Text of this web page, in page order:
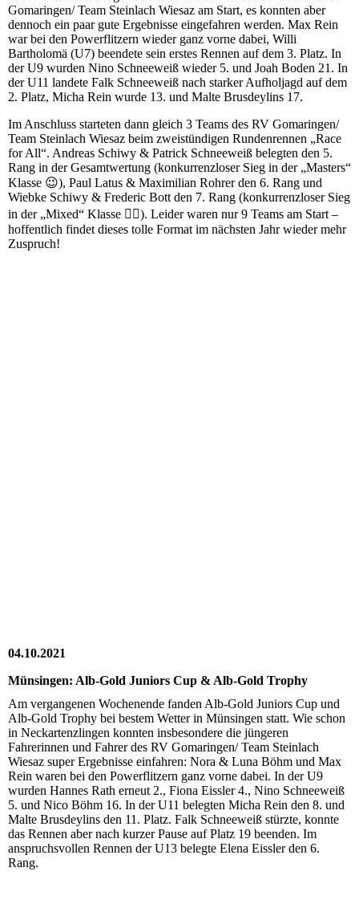
Gomaringen/ Team Steinlach Wiesaz am Start, es konnten aber
dennoch ein paar gute Ergebnisse eingefahren werden. Max Rein
war bei den Powerflitzern wieder ganz vorne dabei, Willi
Bartholomä (U7) beendete sein erstes Rennen auf dem 3. Platz. In
der U9 wurden Nino Schneeweiß wieder 5. und Joah Boden 21. In
der U11 landete Falk Schneeweiß nach starker Aufholjagd auf dem
2. Platz, Micha Rein wurde 13. und Malte Brusdeylins 17.
Im Anschluss starteten dann gleich 3 Teams des RV Gomaringen/
Team Steinlach Wiesaz beim zweistündigen Rundenrennen „Race
for All“. Andreas Schiwy & Patrick Schneeweiß belegten den 5.
Rang in der Gesamtwertung (konkurrenzloser Sieg in der „Masters“
Klasse 😉), Paul Latus & Maximilian Rohrer den 6. Rang und
Wiebke Schiwy & Frederic Bott den 7. Rang (konkurrenzloser Sieg
in der „Mixed“ Klasse 🤷‍♀️). Leider waren nur 9 Teams am Start –
hoffentlich findet dieses tolle Format im nächsten Jahr wieder mehr
Zuspruch!
04.10.2021
Münsingen: Alb-Gold Juniors Cup & Alb-Gold Trophy
Am vergangenen Wochenende fanden Alb-Gold Juniors Cup und
Alb-Gold Trophy bei bestem Wetter in Münsingen statt. Wie schon
in Neckartenzlingen konnten insbesondere die jüngeren
Fahrerinnen und Fahrer des RV Gomaringen/ Team Steinlach
Wiesaz super Ergebnisse einfahren: Nora & Luna Böhm und Max
Rein waren bei den Powerflitzern ganz vorne dabei. In der U9
wurden Hannes Rath erneut 2., Fiona Eissler 4., Nino Schneeweiß
5. und Nico Böhm 16. In der U11 belegten Micha Rein den 8. und
Malte Brusdeylins den 11. Platz. Falk Schneeweiß stürzte, konnte
das Rennen aber nach kurzer Pause auf Platz 19 beenden. Im
anspruchsvollen Rennen der U13 belegte Elena Eissler den 6.
Rang.